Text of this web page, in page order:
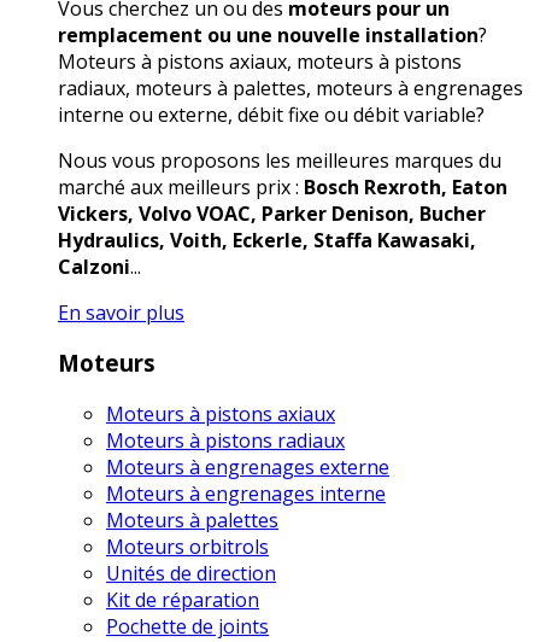
Vous cherchez un ou des moteurs pour un
remplacement ou une nouvelle installation?
Moteurs à pistons axiaux, moteurs à pistons
radiaux, moteurs à palettes, moteurs à engrenages
interne ou externe, débit fixe ou débit variable?
Nous vous proposons les meilleures marques du
marché aux meilleurs prix : Bosch Rexroth, Eaton
Vickers, Volvo VOAC, Parker Denison, Bucher
Hydraulics, Voith, Eckerle, Staffa Kawasaki,
Calzoni...
En savoir plus
Moteurs
Moteurs à pistons axiaux
Moteurs à pistons radiaux
Moteurs à engrenages externe
Moteurs à engrenages interne
Moteurs à palettes
Moteurs orbitrols
Unités de direction
Kit de réparation
Pochette de joints